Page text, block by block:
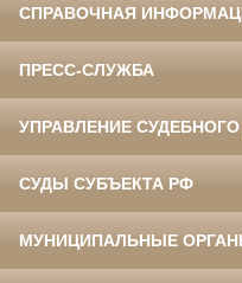
СПРАВОЧНАЯ
ПРЕСС-СЛУЖБА
УПРАВЛЕНИЕ
СУДЫ СУБЪЕКТА РФ
МУНИЦИПАЛЬНЫЕ